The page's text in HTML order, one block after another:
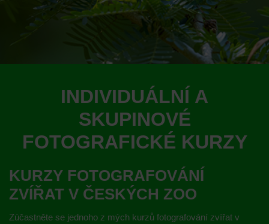
INDIVIDUÁLNÍ A
SKUPINOVÉ
FOTOGRAFICKÉ KURZY
KURZY FOTOGRAFOVÁNÍ
ZVÍŘAT V ČESKÝCH ZOO
Zúčastněte se jednoho z mých kurzů fotografování zvířat v